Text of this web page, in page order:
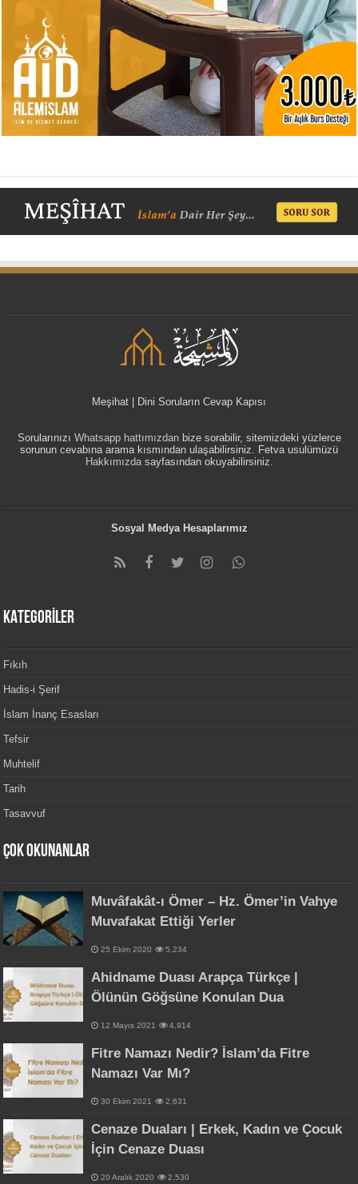
Meşihat | Dini Soruların Cevap Kapısı
Sorularınızı Whatsapp hattımızdanbize sorabilir, sitemizdeki yüzlerce
sorunun cevabına arama kısmından ulaşabilirsiniz. Fetva usulümüzü
Hakkımızdasayfasından okuyabilirsiniz.
Sosyal Medya Hesaplarımız
KATEGORİLER
Fıkıh
Hadis-i Şerif
İslam İnanç Esasları
Tefsir
Muhtelif
Tarih
Tasavvuf
Çok Okunanlar
Muvâfakât-ı Ömer – Hz. Ömer’in Vahye
Muvafakat Ettiği Yerler
25 Ekim 2020 5,234
Ahidname Duası Arapça Türkçe |
Ölünün Göğsüne Konulan Dua
12 Mayıs 2021 4,914
Fitre Namazı Nedir? İslam’da Fitre
Namazı Var Mı?
30 Ekim 2021 2,631
Cenaze Duaları | Erkek, Kadın ve Çocuk
İçin Cenaze Duası
20 Aralık 2020 2,530